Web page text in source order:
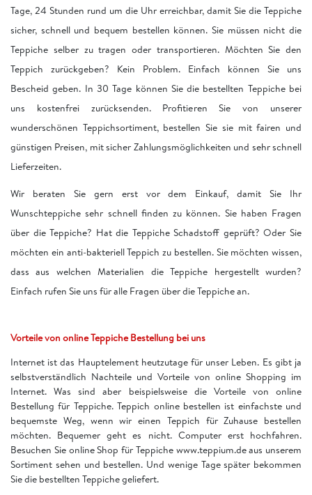
Tage, 24 Stunden rund um die Uhr erreichbar, damit Sie die Teppiche
sicher, schnell und bequem bestellen können. Sie müssen nicht die
Teppiche selber zu tragen oder transportieren. Möchten Sie den
Teppich zurückgeben? Kein Problem. Einfach können Sie uns
Bescheid geben. In 30 Tage können Sie die bestellten Teppiche bei
uns kostenfrei zurücksenden. Profitieren Sie von unserer
wunderschönen Teppichsortiment, bestellen Sie sie mit fairen und
günstigen Preisen, mit sicher Zahlungsmöglichkeiten und sehr schnell
Lieferzeiten.
Wir beraten Sie gern erst vor dem Einkauf, damit Sie Ihr
Wunschteppiche sehr schnell finden zu können. Sie haben Fragen
über die Teppiche? Hat die Teppiche Schadstoff geprüft? Oder Sie
möchten ein anti-bakteriell Teppich zu bestellen. Sie möchten wissen,
dass aus welchen Materialien die Teppiche hergestellt wurden?
Einfach rufen Sie uns für alle Fragen über die Teppiche an.
Vorteile von online Teppiche Bestellung bei uns
Internet ist das Hauptelement heutzutage für unser Leben. Es gibt ja
selbstverständlich Nachteile und Vorteile von online Shopping im
Internet. Was sind aber beispielsweise die Vorteile von online
Bestellung für Teppiche. Teppich online bestellen ist einfachste und
bequemste Weg, wenn wir einen Teppich für Zuhause bestellen
möchten. Bequemer geht es nicht. Computer erst hochfahren.
Besuchen Sie online Shop für Teppiche www.teppium.de aus unserem
Sortiment sehen und bestellen. Und wenige Tage später bekommen
Sie die bestellten Teppiche geliefert.